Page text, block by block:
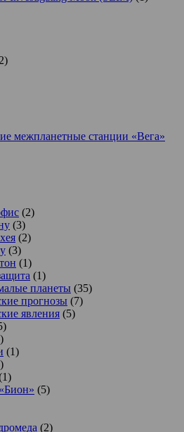
межпланетные станции «Вега»
(2)
(3)
(2)
(3)
(1)
(1)
планеты (35)
прогнозы (7)
явления (5)
(1)
(5)
(2)